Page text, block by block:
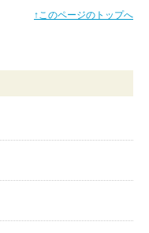
↑このページのトップへ